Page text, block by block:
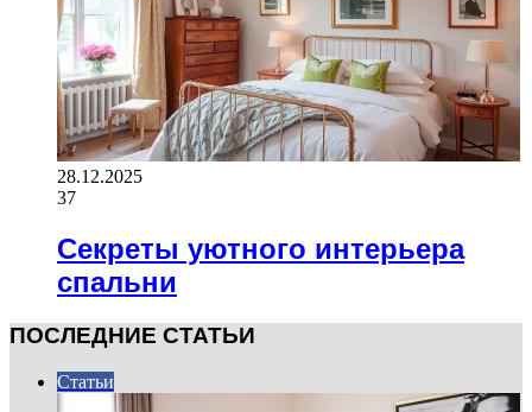
28.12.2025
37
Секреты уютного интерьера
спальни
ПОСЛЕДНИЕ СТАТЬИ
Статьи